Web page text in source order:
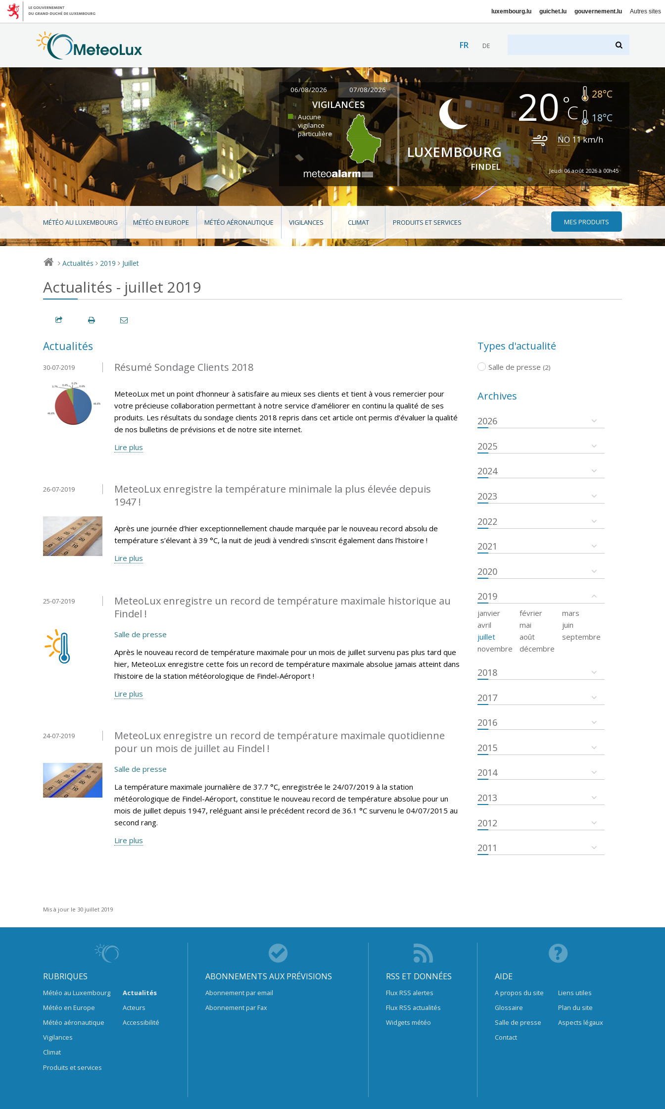
luxembourg.lu guichet.lu gouvernement.lu Autres sites
FR DE
06/08/2026 07/08/2026
VIGILANCES
Aucune
vigilance
particulière
LUXEMBOURG
FINDEL
20 28°C
18°C
NO 11km/h
Jeudi 06 août 2026 à 00h45
MÉTÉO AU LUXEMBOURG MÉTÉO EN EUROPE MÉTÉO AÉRONAUTIQUE VIGILANCES CLIMAT PRODUITS ET SERVICES MES PRODUITS
> Actualités > 2019 > Juillet
Actualités - juillet 2019
Actualités
Résumé Sondage Clients 2018
30-07-2019
MeteoLux met un point d’honneur à satisfaire au mieux ses clients et tient à vous remercier pour
votre précieuse collaboration permettant à notre service d’améliorer en continu la qualité de ses
produits. Les résultats du sondage clients 2018 repris dans cet article ont permis d’évaluer la qualité
de nos bulletins de prévisions et de notre site internet.
Lire plus
MeteoLux enregistre la température minimale la plus élevée depuis
1947 !
26-07-2019
Après une journée d’hier exceptionnellement chaude marquée par le nouveau record absolu de
température s’élevant à 39 °C, la nuit de jeudi à vendredi s’inscrit également dans l’histoire !
Lire plus
MeteoLux enregistre un record de température maximale historique au
Findel !
25-07-2019
Salle de presse
Après le nouveau record de température maximale pour un mois de juillet survenu pas plus tard que
hier, MeteoLux enregistre cette fois un record de température maximale absolue jamais atteint dans
l’histoire de la station météorologique de Findel-Aéroport !
Lire plus
MeteoLux enregistre un record de température maximale quotidienne
pour un mois de juillet au Findel !
24-07-2019
Salle de presse
La température maximale journalière de 37.7 °C, enregistrée le 24/07/2019 à la station
météorologique de Findel-Aéroport, constitue le nouveau record de température absolue pour un
mois de juillet depuis 1947, reléguant ainsi le précédent record de 36.1 °C survenu le 04/07/2015 au
second rang.
Lire plus
Types d'actualité
Salle de presse (2)
Archives
2026
2025
2024
2023
2022
2021
2020
2019
janvier février
mars
avril
mai
juin
juillet
août
septembre
novembre
décembre
2018
2017
2016
2015
2014
2013
2012
2011
Mis à jour le 30 juillet 2019
RUBRIQUES
Météo au Luxembourg
Météo en Europe
Météo aéronautique
Vigilances
Climat
Produits et services
Actualités
Acteurs
Accessibilité
ABONNEMENTS AUX PRÉVISIONS
Abonnement par email
Abonnement par Fax
RSS ET DONNÉES
Flux RSS alertes
Flux RSS actualités
Widgets météo
AIDE
A propos du site
Glossaire
Salle de presse
Contact
Liens utiles
Plan du site
Aspects légaux